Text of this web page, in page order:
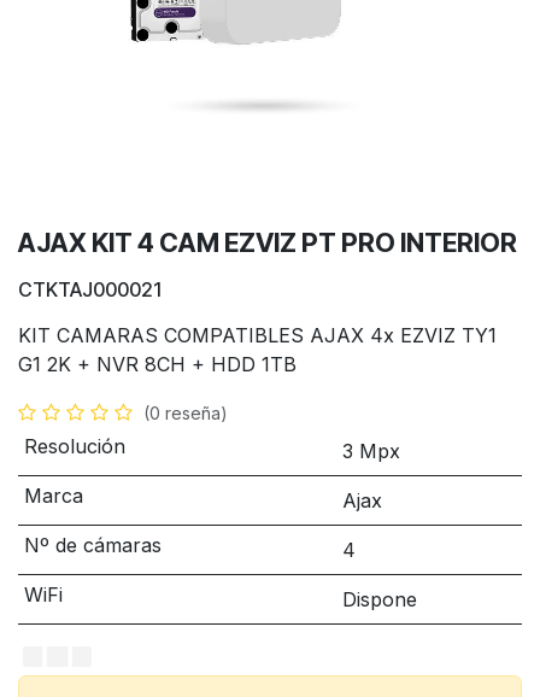
AJAX KIT 4 CAM EZVIZ PT PRO INTERIOR
CTKTAJ000021
KIT CAMARAS COMPATIBLES AJAX 4x EZVIZ TY1
G1 2K + NVR 8CH + HDD 1TB
(0 reseña)
Resolución
3 Mpx
Marca
Ajax
Nº de cámaras
4
WiFi
Dispone